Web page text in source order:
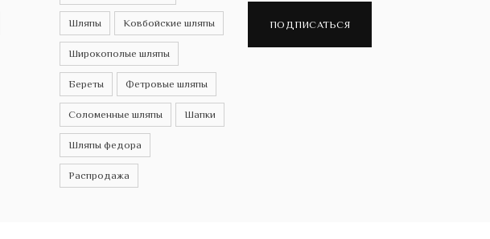
Шляпы Ковбойские шляпы
Широкополые шляпы
Береты Фетровые шляпы
Соломенные шляпы Шапки
Шляпы федора
Распродажа
ПОДПИСАТЬСЯ